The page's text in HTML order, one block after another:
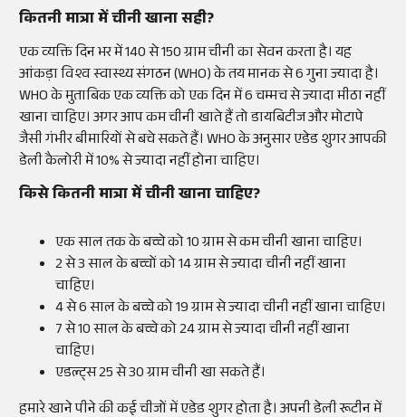
कितनी मात्रा में चीनी खाना सही?
एक व्यक्ति दिन भर में 140 से 150 ग्राम चीनी का सेवन करता है। यह
आंकड़ा विश्व स्वास्थ्य संगठन (WHO) के तय मानक से 6 गुना ज्यादा है।
WHO के मुताबिक एक व्यक्ति को एक दिन में 6 चम्मच से ज्यादा मीठा नहीं
खाना चाहिए। अगर आप कम चीनी खाते हैं तो डायबिटीज और मोटापे
जैसी गंभीर बीमारियों से बचे सकते हैं। WHO के अनुसार एडेड शुगर आपकी
डेली कैलोरी में 10% से ज्यादा नहीं होना चाहिए।
किसे कितनी मात्रा में चीनी खाना चाहिए?
एक साल तक के बच्चे को 10 ग्राम से कम चीनी खाना चाहिए।
2 से 3 साल के बच्चों को 14 ग्राम से ज्यादा चीनी नहीं खाना
चाहिए।
4 से 6 साल के बच्चे को 19 ग्राम से ज्यादा चीनी नहीं खाना चाहिए।
7 से 10 साल के बच्चे को 24 ग्राम से ज्यादा चीनी नहीं खाना
चाहिए।
एडल्ट्स 25 से 30 ग्राम चीनी खा सकते हैं।
हमारे खाने पीने की कई चीजों में एडेड शुगर होता है। अपनी डेली रूटीन में